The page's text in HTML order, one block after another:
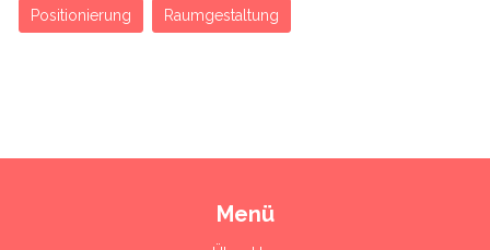
Positionierung Raumgestaltung
Menü